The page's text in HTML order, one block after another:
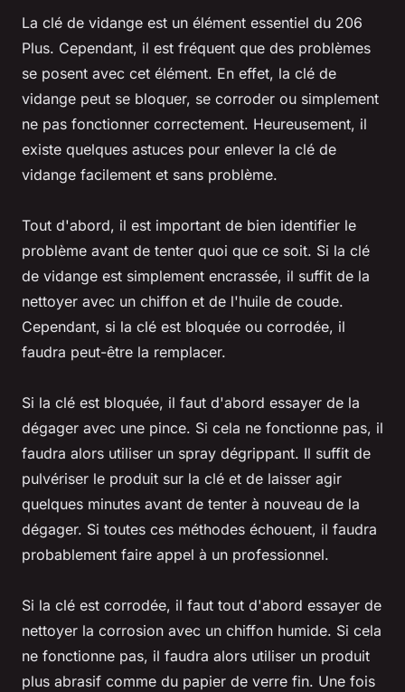
La clé de vidange est un élément essentiel du 206
Plus. Cependant, il est fréquent que des problèmes
se posent avec cet élément. En effet, la clé de
vidange peut se bloquer, se corroder ou simplement
ne pas fonctionner correctement. Heureusement, il
existe quelques astuces pour enlever la clé de
vidange facilement et sans problème.
Tout d'abord, il est important de bien identifier le
problème avant de tenter quoi que ce soit. Si la clé
de vidange est simplement encrassée, il suffit de la
nettoyer avec un chiffon et de l'huile de coude.
Cependant, si la clé est bloquée ou corrodée, il
faudra peut-être la remplacer.
Si la clé est bloquée, il faut d'abord essayer de la
dégager avec une pince. Si cela ne fonctionne pas, il
faudra alors utiliser un spray dégrippant. Il suffit de
pulvériser le produit sur la clé et de laisser agir
quelques minutes avant de tenter à nouveau de la
dégager. Si toutes ces méthodes échouent, il faudra
probablement faire appel à un professionnel.
Si la clé est corrodée, il faut tout d'abord essayer de
nettoyer la corrosion avec un chiffon humide. Si cela
ne fonctionne pas, il faudra alors utiliser un produit
plus abrasif comme du papier de verre fin. Une fois